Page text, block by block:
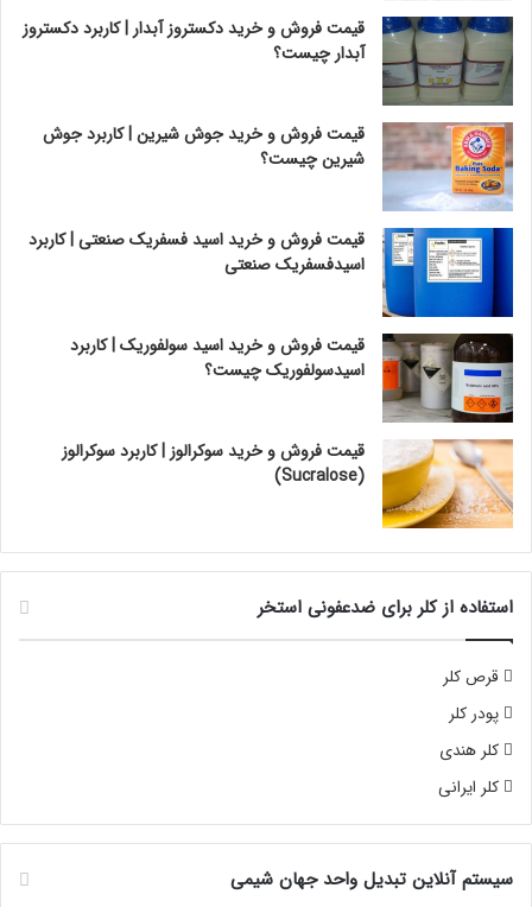
قیمت فروش و خرید دکستروز آبدار | کاربرد دکستروز
آبدار چیست؟
قیمت فروش و خرید جوش شیرین | کاربرد جوش
شیرین چیست؟
قیمت فروش و خرید اسید فسفریک صنعتی | کاربرد
اسیدفسفریک صنعتی
قیمت فروش و خرید اسید سولفوریک | کاربرد
اسیدسولفوریک چیست؟
قیمت فروش و خرید سوکرالوز | کاربرد سوکرالوز
(Sucralose)
استفاده از کلر برای ضدعفونی استخر
قرص کلر
پودر کلر
کلر هندی
کلر ایرانی
سیستم آنلاین تبدیل واحد جهان شیمی